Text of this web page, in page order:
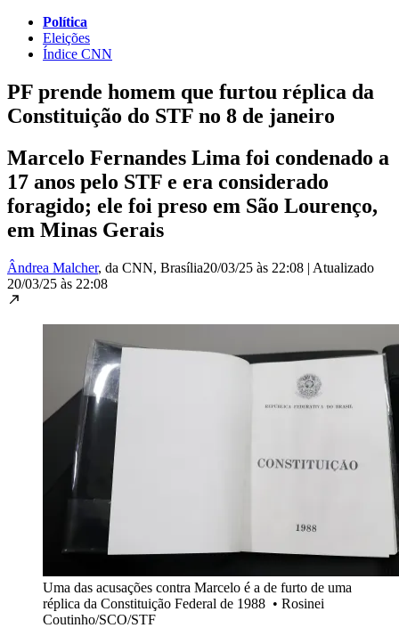
Política
Eleições
Índice CNN
PF prende homem que furtou réplica da
Constituição do STF no 8 de janeiro
Marcelo Fernandes Lima foi condenado a
17 anos pelo STF e era considerado
foragido; ele foi preso em São Lourenço,
em Minas Gerais
Ândrea Malcher, da CNN, Brasília20/03/25 às 22:08 | Atualizado
20/03/25 às 22:08
Uma das acusações contra Marcelo é a de furto de uma
réplica da Constituição Federal de 1988 • Rosinei
Coutinho/SCO/STF